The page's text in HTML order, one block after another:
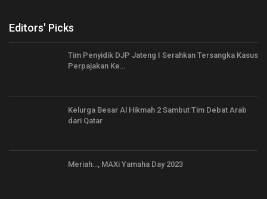
Editors' Picks
Tim Penyidik DJP Jateng I Serahkan Tersangka Kasus
Perpajakan Ke…
Kelurga Besar Al Hikmah 2 Sambut Tim Debat Arab
dari Qatar
Meriah…, MAXi Yamaha Day 2023